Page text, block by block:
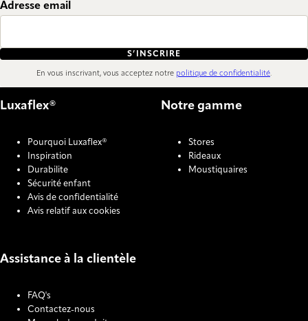
Adresse email
S’INSCRIRE
En vous inscrivant, vous acceptez notre politique de confidentialité.
Luxaflex®
Pourquoi Luxaflex®
Inspiration
Durabilite
Sécurité enfant
Avis de confidentialité
Avis relatif aux cookies
Notre gamme
Stores
Rideaux
Moustiquaires
Assistance à la clientèle
FAQ's
Contactez-nous